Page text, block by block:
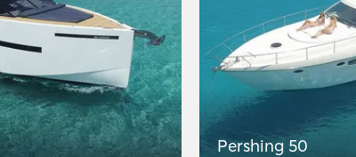
Pershing 50